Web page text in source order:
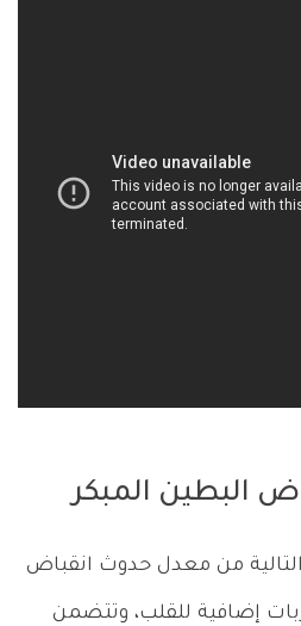
البطين المبكر
من معدل حدوث انقباض
إضافية للقلب، وتتضمن